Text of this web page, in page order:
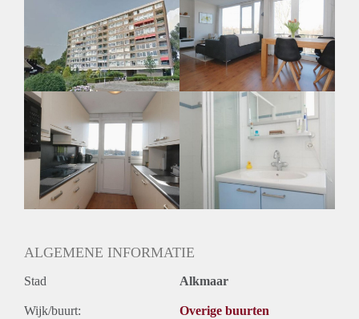
Huurtoeslag grens: Nee
Geschikt voor studenten: Afhankelijk van de Eigenaar
ALGEMENE INFORMATIE
Stad Alkmaar
Wijk/buurt: Overige buurten